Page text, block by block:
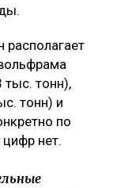
тыс. тонн),
тонн) и
по
нет.